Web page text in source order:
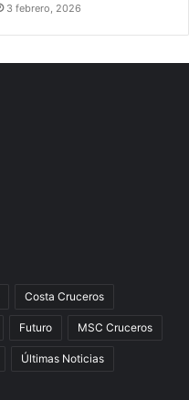
3 febrero, 2026
Costa Cruceros
Futuro MSC Cruceros
Últimas Noticias